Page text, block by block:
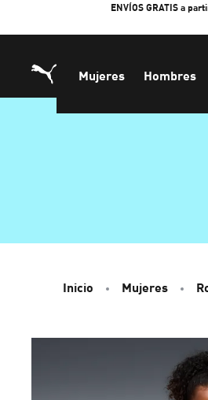
ENVÍOS GRATIS a
Mujeres Hombres
Inicio Mujeres